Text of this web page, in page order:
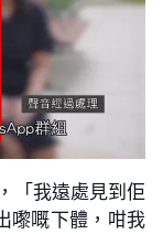
「我遠處見到佢
嚟嘅下體，咁我